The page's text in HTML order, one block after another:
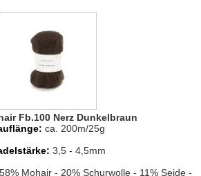
Fb.100 Nerz Dunkelbraun
ca. 200m/25g
3,5 - 4,5mm
58% Mohair - 20% Schurwolle - 11% Seide -